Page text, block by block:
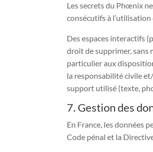
Les secrets du Phœnix
consécutifs à
Des espaces interactifs
droit de supprimer, sans
particulier aux
la responsabilité civile
support utilisé (texte,
7. Gestion des
En France, les données
Code pénal et la